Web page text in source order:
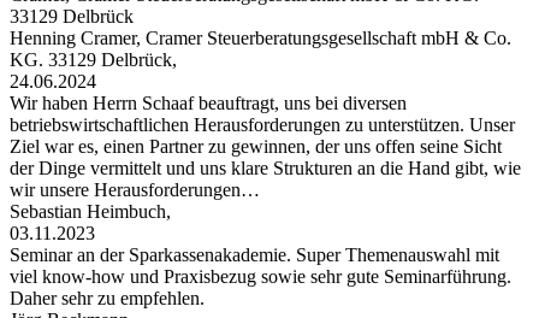
33129 Delbrück
Henning Cramer, Cramer Steuerberatungsgesellschaft mbH & Co.
KG. 33129 Delbrück,
24.06.2024
Wir haben Herrn Schaaf beauftragt, uns bei diversen
betriebswirtschaftlichen Herausforderungen zu unterstützen. Unser
Ziel war es, einen Partner zu gewinnen, der uns offen seine Sicht
der Dinge vermittelt und uns klare Strukturen an die Hand gibt, wie
wir unsere Herausforderungen…
Sebastian Heimbuch,
03.11.2023
Seminar an der Sparkassenakademie. Super Themenauswahl mit
viel know-how und Praxisbezug sowie sehr gute Seminarführung.
Daher sehr zu empfehlen.